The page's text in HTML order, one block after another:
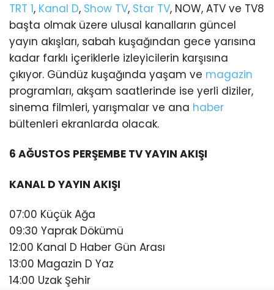
TRT 1, Kanal D, Show TV, Star TV, NOW, ATV ve TV8
başta olmak üzere ulusal kanalların güncel
yayın akışları, sabah kuşağından gece yarısına
kadar farklı içeriklerle izleyicilerin karşısına
çıkıyor. Gündüz kuşağında yaşam ve magazin
programları, akşam saatlerinde ise yerli diziler,
sinema filmleri, yarışmalar ve ana haber
bültenleri ekranlarda olacak.
6 AĞUSTOS PERŞEMBE TV YAYIN AKIŞI
KANAL D YAYIN AKIŞI
07:00 Küçük Ağa
09:30 Yaprak Dökümü
12:00 Kanal D Haber Gün Arası
13:00 Magazin D Yaz
14:00 Uzak Şehir